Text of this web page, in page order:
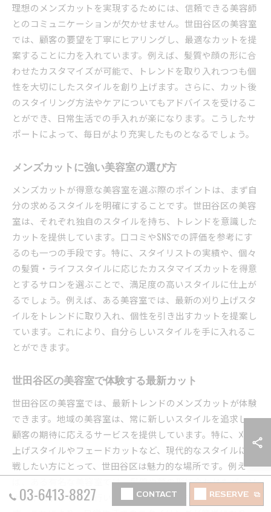
理想のメンズカットを実現するためには、信頼できる美容師
とのコミュニケーションが欠かせません。世田谷区の美容室
では、顧客の要望を丁寧にヒアリングし、最適なカットを提
案することに力を入れています。例えば、髪質や顔の形に合
わせたカスタマイズが可能で、トレンドを取り入れつつも個
性を大切にしたスタイルを創り上げます。さらに、カット後
のスタイリング方法やケアについてもアドバイスを受けるこ
とができ、日常生活での手入れが楽になります。こうしたサ
ポートによって、毎日がより充実したものとなるでしょう。
メンズカットに強い美容室の選び方
メンズカットが得意な美容室を選ぶ際のポイントは、まず自
分の求めるスタイルを明確にすることです。世田谷区の美容
室は、それぞれ独自のスタイルを持ち、トレンドを意識した
カットを提供しています。口コミやSNSでの評価を参考にす
るのも一つの手段です。特に、スタイリストの実績や、個々
の髪質・ライフスタイルに応じたカスタマイズカットを得意
とするサロンを選ぶことで、満足度の高いスタイルに仕上が
るでしょう。例えば、ある美容室では、最新の刈り上げスタ
イルをトレンドに取り入れ、個性を引き出すカットを提案し
ています。これにより、自分らしいスタイルを手に入れるこ
とができます。
世田谷区の美容室で体験する最新カット
世田谷区の美容室では、最新トレンドのメンズカットが体験
できます。地域の美容室は、常に新しいスタイルを追求し、
顧客の期待に応えるサービスを提供しています。特に、刈り
上げスタイルやフェードカットなど、現代的なスタイルに挑
戦したい方にとって、世田谷区は魅力的な場所です。例え
ば、ある有名な美容室では、髪質や顔の形に合わせたパーソ
ナライズドカットを行い、自然な仕上がりを実現していま
03-6413-8827 CONTACT RESERVE